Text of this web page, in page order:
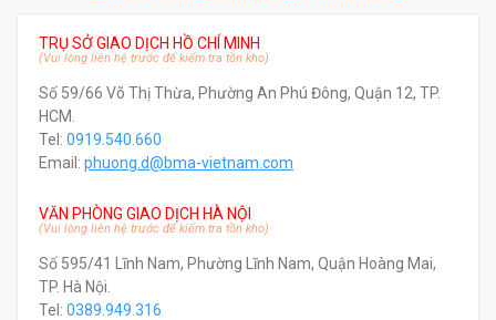
TRỤ SỞ GIAO DỊCH HỒ CHÍ MINH
(Vui lòng liên hệ trước để kiểm tra tồn kho)
Số 59/66 Võ Thị Thừa, Phường An Phú Đông, Quận 12, TP.
HCM.
Tel: 0919.540.660
Email: phuong.d@bma-vietnam.com
VĂN PHÒNG GIAO DỊCH HÀ NỘI
(Vui lòng liên hệ trước để kiểm tra tồn kho)
Số 595/41 Lĩnh Nam, Phường Lĩnh Nam, Quận Hoàng Mai,
TP. Hà Nội.
Tel: 0389.949.316